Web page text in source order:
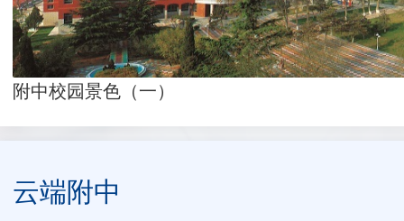
附中校园景色（一）
云端附中